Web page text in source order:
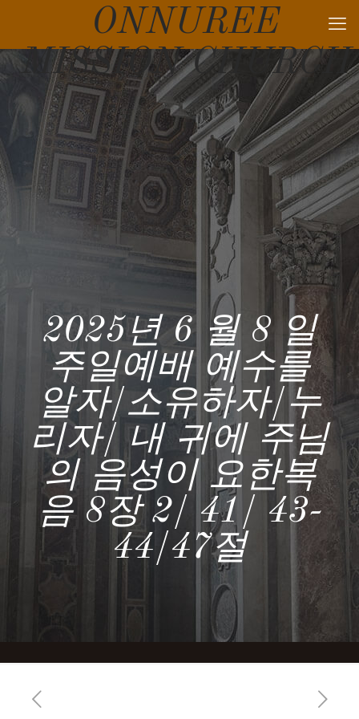
ONNUREE
MISSION CHURCH
2025년 6 월 8 일
주일예배 예수를
알자/소유하자/누
리자/ 내 귀에 주님
의 음성이 요한복
음 8장 2/ 41/ 43-
44/47절